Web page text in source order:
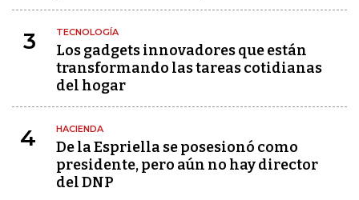
3 TECNOLOGÍA
Los gadgets innovadores que están
transformando las tareas cotidianas
del hogar
4 HACIENDA
De la Espriella se posesionó como
presidente, pero aún no hay director
del DNP